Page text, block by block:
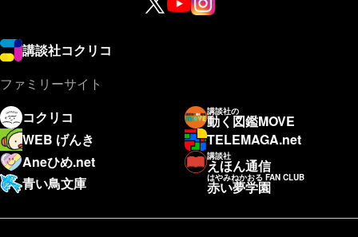
講談社コクリコ
ファミリーサイト
コクリコ
講談社の
動く図鑑MOVE
WEB げんき
TELEMAGA.net
Aneひめ.net
講談社
えほん通信
青い鳥文庫
はやみねかおる FAN CLUB
赤い夢学園